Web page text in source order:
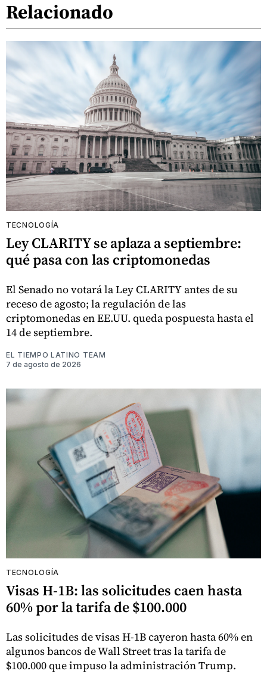
Relacionado
TECNOLOGÍA
Ley CLARITY se aplaza a septiembre:
qué pasa con las criptomonedas
El Senado no votará la Ley CLARITY antes de su
receso de agosto; la regulación de las
criptomonedas en EE.UU. queda pospuesta hasta el
14 de septiembre.
EL TIEMPO LATINO TEAM
7 de agosto de 2026
TECNOLOGÍA
Visas H-1B: las solicitudes caen hasta
60% por la tarifa de $100.000
Las solicitudes de visas H-1B cayeron hasta 60% en
algunos bancos de Wall Street tras la tarifa de
$100.000 que impuso la administración Trump.